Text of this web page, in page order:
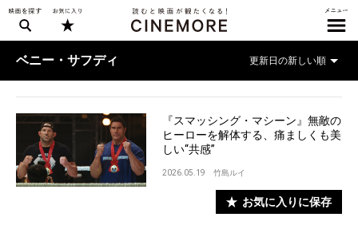
ベニー・サフディ
『スマッシング・マシーン』無敵の
ヒーローを解体する、痛ましくも美
しい“共感”
2026.05.19 竹島ルイ
お気に入りに保存